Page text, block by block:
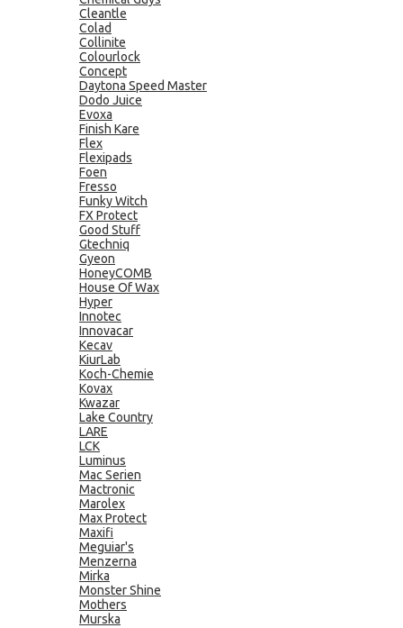
Cleantle
Colad
Collinite
Colourlock
Concept
Daytona Speed Master
Dodo Juice
Evoxa
Finish Kare
Flex
Flexipads
Foen
Fresso
Funky Witch
FX Protect
Good Stuff
Gtechniq
Gyeon
HoneyCOMB
House Of Wax
Hyper
Innotec
Innovacar
Kecav
KiurLab
Koch-Chemie
Kovax
Kwazar
Lake Country
LARE
LCK
Luminus
Mac Serien
Mactronic
Marolex
Max Protect
Maxifi
Meguiar's
Menzerna
Mirka
Monster Shine
Mothers
Murska